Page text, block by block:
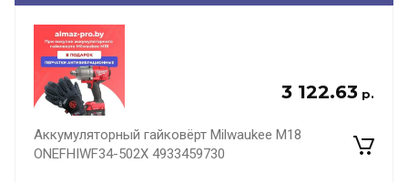
3 122.63 р.
Аккумуляторный гайковёрт Milwaukee M18
ONEFHIWF34-502X 4933459730